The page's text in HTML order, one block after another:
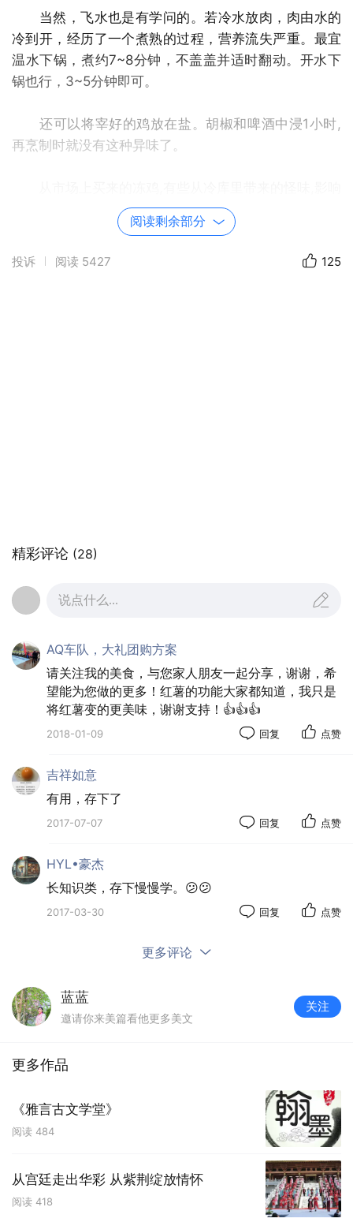
当然，飞水也是有学问的。若冷水放肉，肉由水的
冷到开，经历了一个煮熟的过程，营养流失严重。最宜
温水下锅，煮约7~8分钟，不盖盖并适时翻动。开水下
锅也行，3~5分钟即可。
还可以将宰好的鸡放在盐。胡椒和啤酒中浸1小时,
再烹制时就没有这种异味了。
食用。在烧煮前先用姜汁浸3-5分钟,就能起到返鲜作用,
分释放营养与香味。
与水同温下锅的原料更能熬出好味道，所以，一定
四、火候—猜大猜小
炖鸡汤应先大火约10分钟烧开再转文火，开的程度
应掌握在似开非开，因为砂锅有很好的保温功能，若等
沸腾时再调小火，它的后继沸腾过程对汤品的“鲜”是一
而且这10分钟里千万不要揭盖，“跑气”了的汤就没
了原汁原味。
对于炖汤来说，这还是个不小的问题。放盐的时间
在某种意义上能主宰汤的口味。不管是有的人说下锅时
就放盐，还是半熟时放，都不对。
盐煮长了会与肉类发生化学反应，肉类里的蛋白质
阅读剩余部分
投诉 阅读 5427 125
精彩评论 (28)
说点什么...
AQ车队，大礼团购方案
请关注我的美食，与您家人朋友一起分享，谢谢，希
望能为您做的更多！红薯的功能大家都知道，我只是
将红薯变的更美味，谢谢支持！👍👍👍
2018-01-09 回复 点赞
吉祥如意
有用，存下了
2017-07-07 回复 点赞
HYL•豪杰
长知识类，存下慢慢学。😕😕
2017-03-30 回复 点赞
更多评论
蓝蓝
邀请你来美篇看他更多美文
关注
更多作品
《雅言古文学堂》
阅读 484
从宫廷走出华彩 从紫荆绽放情怀
阅读 418